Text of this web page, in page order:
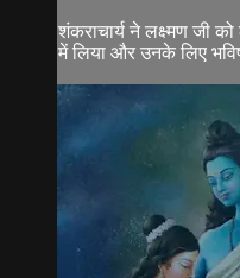
शंकराचार्य ने लक्ष्मण जी
में लिया और उनके लिए